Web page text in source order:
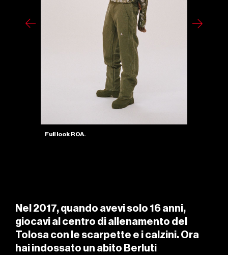
Full look ROA.
Nel 2017, quando avevi solo 16 anni,
giocavi al centro di allenamento del
Tolosa con le scarpette e i calzini. Ora
hai indossato un abito Berluti